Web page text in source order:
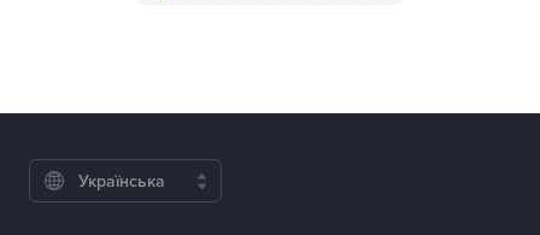
Українська